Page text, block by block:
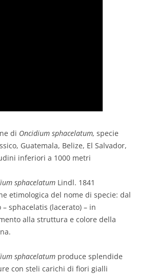
di Oncidium sphacelatum, specie
Guatemala, Belize, El Salvador,
inferiori a 1000 metri
sphacelatum Lindl. 1841
etimologica del nome di specie: dal
– sphacelatis (lacerato) – in
alla struttura e colore della
sphacelatum produce splendide
con steli carichi di fiori gialli